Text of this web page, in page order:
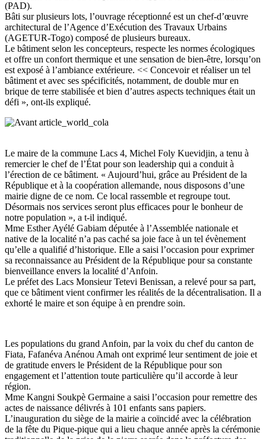
(PAD).
Bâti sur plusieurs lots, l’ouvrage réceptionné est un chef-d’œuvre
architectural de l’Agence d’Exécution des Travaux Urbains
(AGETUR-Togo) composé de plusieurs bureaux.
Le bâtiment selon les concepteurs, respecte les normes écologiques
et offre un confort thermique et une sensation de bien-être, lorsqu’on
est exposé à l’ambiance extérieure. << Concevoir et réaliser un tel
bâtiment et avec ses spécificités, notamment, de double mur en
brique de terre stabilisée et bien d’autres aspects techniques était un
défi », ont-ils expliqué.
Le maire de la commune Lacs 4, Michel Foly Kuevidjin, a tenu à
remercier le chef de l’État pour son leadership qui a conduit à
l’érection de ce bâtiment. « Aujourd’hui, grâce au Président de la
République et à la coopération allemande, nous disposons d’une
mairie digne de ce nom. Ce local rassemble et regroupe tout.
Désormais nos services seront plus efficaces pour le bonheur de
notre population », a t-il indiqué.
Mme Esther Ayélé Gabiam députée à l’Assemblée nationale et
native de la localité n’a pas caché sa joie face à un tel évènement
qu’elle a qualifié d’historique. Elle a saisi l’occasion pour exprimer
sa reconnaissance au Président de la République pour sa constante
bienveillance envers la localité d’Anfoin.
Le préfet des Lacs Monsieur Tetevi Benissan, a relevé pour sa part,
que ce bâtiment vient confirmer les réalités de la décentralisation. Il a
exhorté le maire et son équipe à en prendre soin.
Les populations du grand Anfoin, par la voix du chef du canton de
Fiata, Fafanéva Anénou Amah ont exprimé leur sentiment de joie et
de gratitude envers le Président de la République pour son
engagement et l’attention toute particulière qu’il accorde à leur
région.
Mme Kangni Soukpè Germaine a saisi l’occasion pour remettre des
actes de naissance délivrés à 101 enfants sans papiers.
L’inauguration du siège de la mairie a coïncidé avec la célébration
de la fête du Pique-pique qui a lieu chaque année après la cérémonie